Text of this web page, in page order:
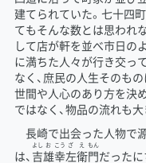
建てられていた。七十四
てもそんな数とは思われ
して店が軒を並べ市日の
に満ちた人々が行き交っ
なく、庶民の人生そのも
世間や人心のあり方を決
ではなく、物品の流れも
長崎で出会った人物で
は、 吉
よし
雄
お
幸
こう
左
ざ
衛
え
門
もん
だったに